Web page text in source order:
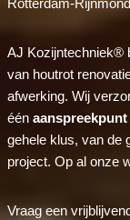
AJ Kozijntechniek®
van houtrot
afwerking. Wij
één aanspreekpunt
gehele klus, van de
project. Op al onze
Vraag een